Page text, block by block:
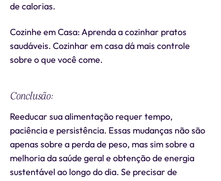
de calorias.
Cozinhe em Casa: Aprenda a cozinhar pratos
saudáveis. Cozinhar em casa dá mais controle
sobre o que você come.
Conclusão:
Reeducar sua alimentação requer tempo,
paciência e persistência. Essas mudanças não são
apenas sobre a perda de peso, mas sim sobre a
melhoria da saúde geral e obtenção de energia
sustentável ao longo do dia. Se precisar de